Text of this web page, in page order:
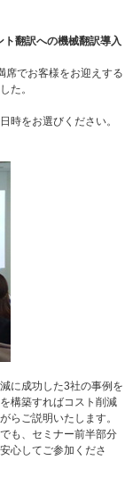
ト翻訳への機械翻訳導入
席でお客様をお迎えする
た。
時をお選びください。
に成功した3社の事例を
構築すればコスト削減
らご説明いたします。
も、セミナー前半部分
心してご参加くださ